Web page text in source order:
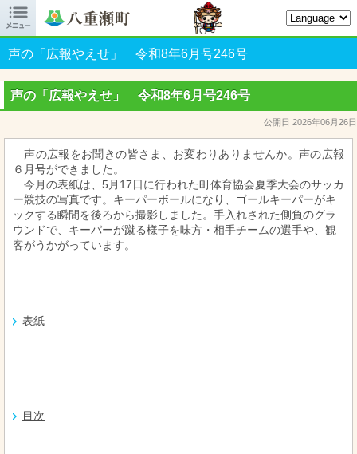
 八重瀬町オフィシャルサイト
声の「広報やえせ」 令和8年6月号246号
声の「広報やえせ」 令和8年6月号246号
公開日 2026年06月26日
声の広報をお聞きの皆さま、お変わりありませんか。声の広報
６月号ができました。
今月の表紙は、5月17日に行われた町体育協会夏季大会のサッカ
ー競技の写真です。キーパーボールになり、ゴールキーパーがキ
ックする瞬間を後ろから撮影しました。手入れされた側負のグラ
ウンドで、キーパーが蹴る様子を味方・相手チームの選手や、観
客がうかがっています。
表紙
目次